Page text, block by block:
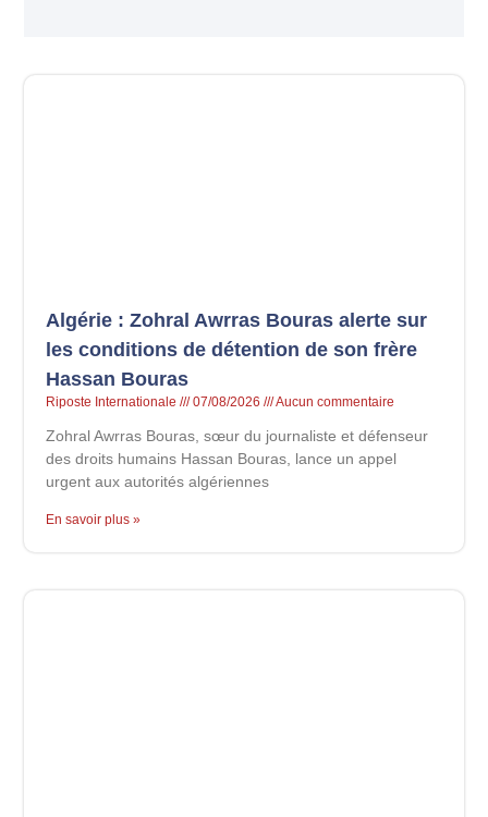
Algérie : Zohral Awrras Bouras alerte sur
les conditions de détention de son frère
Hassan Bouras
Riposte Internationale 07/08/2026 Aucun commentaire
Zohral Awrras Bouras, sœur du journaliste et défenseur
des droits humains Hassan Bouras, lance un appel
urgent aux autorités algériennes
En savoir plus »